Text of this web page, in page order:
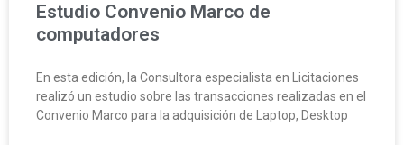
Estudio Convenio Marco de
computadores
En esta edición, la Consultora especialista en Licitaciones
realizó un estudio sobre las transacciones realizadas en el
Convenio Marco para la adquisición de Laptop, Desktop